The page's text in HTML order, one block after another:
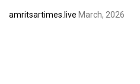
amritsartimes.live March, 2026